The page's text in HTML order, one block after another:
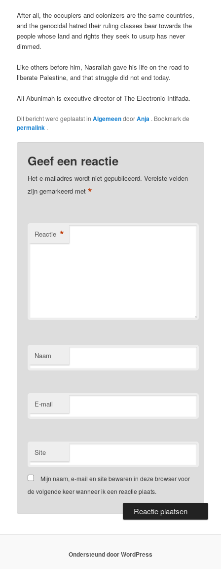
After all, the occupiers and colonizers are the same countries,
and the genocidal hatred their ruling classes bear towards the
people whose land and rights they seek to usurp has never
dimmed.
Like others before him, Nasrallah gave his life on the road to
liberate Palestine, and that struggle did not end today.
Ali Abunimah is executive director of The Electronic Intifada.
Dit bericht werd geplaatst inAlgemeendoorAnja . Bookmark de
permalink .
Geef een reactie
Het e-mailadres wordt niet gepubliceerd. Vereiste velden
zijn gemarkeerd met*
Reactie *
Naam
E-mail
Site
Mijn naam, e-mail en site bewaren in deze browser voor
de volgende keer wanneer ik een reactie plaats.
Ondersteund door WordPress